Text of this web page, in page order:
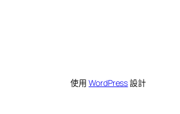
使用WordPress設計